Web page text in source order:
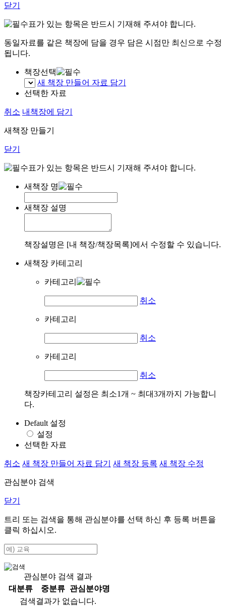
닫기
표가 있는 항목은 반드시 기재해 주셔야 합니다.
동일자료를 같은 책장에 담을 경우 담은 시점만 최신으로 수정
됩니다.
책장선택
새 책장 만들어 자료 담기
선택한 자료
취소 내책장에 담기
새책장 만들기
닫기
표가 있는 항목은 반드시 기재해 주셔야 합니다.
새책장 명
새책장 설명
책장설명은 [내 책장/책장목록]에서 수정할 수 있습니다.
새책장 카테고리
카테고리
취소
카테고리
취소
카테고리
취소
책장카테고리 설정은 최소1개 ~ 최대3개까지 가능합니
다.
Default 설정
설정
선택한 자료
취소 새 책장 만들어 자료 담기 새 책장 등록 새 책장 수정
관심분야 검색
닫기
트리 또는 검색을 통해 관심분야를 선택 하신 후 등록 버튼을
클릭 하십시오.
관심분야 검색 결과
대분류
중분류
관심분야명
검색결과가 없습니다.